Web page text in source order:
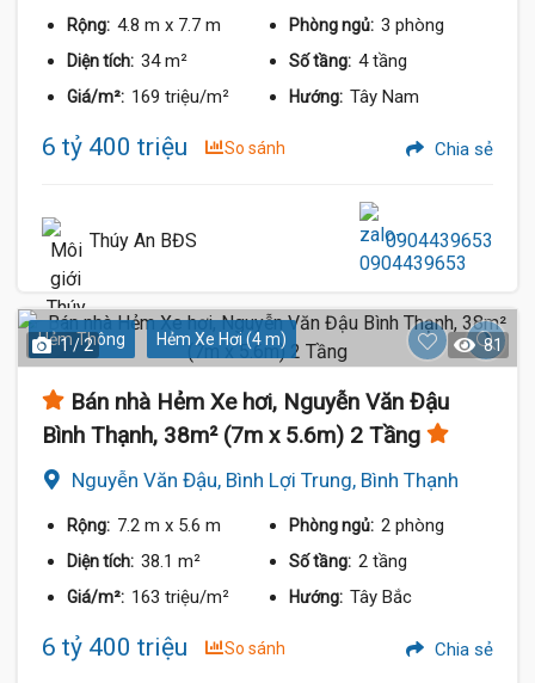
Rộng: 4.8 m x 7.7 m Phòng ngủ: 3 phòng
Diện tích: 34 m² Số tầng: 4 tầng
Giá/m²: 169 triệu/m² Hướng: Tây Nam
6 tỷ 400 triệu So sánh Chia sẻ
Thúy An BĐS 0904439653
Hẻm Thông Hẻm Xe Hơi (4 m)
1 / 2 81
Bán nhà Hẻm Xe hơi, Nguyễn Văn Đậu
Bình Thạnh, 38m² (7m x 5.6m) 2 Tầng
Nguyễn Văn Đậu, Bình Lợi Trung, Bình Thạnh
Rộng: 7.2 m x 5.6 m Phòng ngủ: 2 phòng
Diện tích: 38.1 m² Số tầng: 2 tầng
Giá/m²: 163 triệu/m² Hướng: Tây Bắc
6 tỷ 400 triệu So sánh Chia sẻ